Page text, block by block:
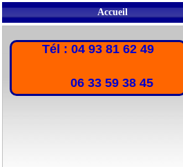
Accueil
Tél : 04 93 81 62 49
06 33 59 38 45